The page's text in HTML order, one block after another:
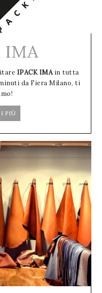
IMA
IPACK IMAin tutta
da Fiera Milano, ti
PIÙ